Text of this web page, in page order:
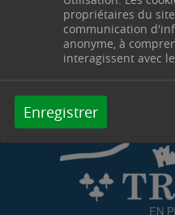
propriétaires du
communication
anonyme, à
interagissent avec
Enregistrer